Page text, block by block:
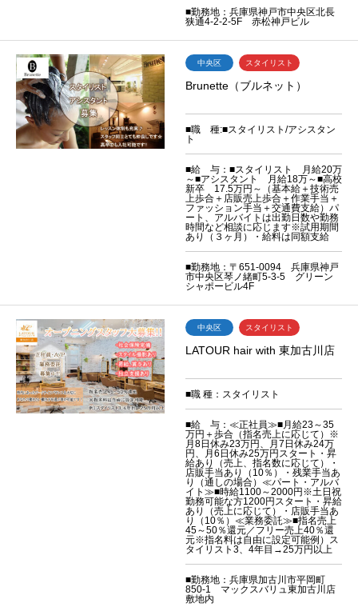
■勤務地：兵庫県神戸市中央区北長
狭通4-2-2-5F 赤松神戸ビル
中央区 スタイリスト
Brunette（ブルネット）
■職 種:■スタイリスト/アシスタン
ト
■給 与：■スタイリスト 月給20万
～■アシスタント 月給18万～■高校
新卒 17.5万円～（基本給＋技術売
上歩合＋店販売上歩合＋作業手当＋
ファッション手当＋交通費支給）パ
ート、アルバイトは出勤日数や勤務
時間など相談に応じます※試用期間
あり（３ヶ月）・給料は同額支給
■勤務地：〒651-0094 兵庫県神戸
市中央区琴ノ緒町5-3-5 グリーン
シャポービル4F
中央区 スタイリスト
LATOUR hair with 東加古川店
■職 種：スタイリスト
■給 与：≪正社員≫■月給23～35
万円＋歩合（指名売上に応じて）※
月8日休み23万円、月7日休み24万
円、月6日休み25万円スタート・昇
給あり（売上、指名数に応じて）・
店販手当あり（10％）・残業手当あ
り（通しの場合）≪パート・アルバ
イト≫■時給1100～2000円※土日祝
勤務可能な方1200円スタート・昇給
あり（売上に応じて）・店販手当あ
り（10％）≪業務委託≫■指名売上
45～50％還元／フリー売上40％還
元※指名料は自由に設定可能例）ス
タイリスト3、4年目→25万円以上
■勤務地：兵庫県加古川市平岡町
850-1 マックスバリュ東加古川店
敷地内